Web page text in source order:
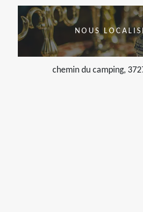
NOUS
chemin du camping,